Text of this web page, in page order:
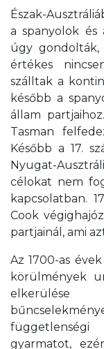
Észak-
a spanyolok
úgy
értékes
szálltak a
később a
állam
Tasman
Később a 17.
Nyugat-
célokat nem
kapcsolatban.
Cook
partjainál, ami
Az 1700-as
körülmények
elkerülése
gyarmatot,